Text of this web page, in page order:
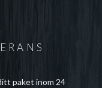
paket inom 24